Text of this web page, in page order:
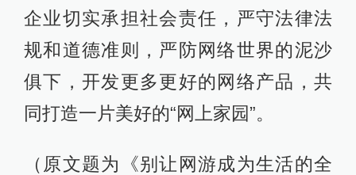
企业切实承担社会责任，严守法律法
规和道德准则，严防网络世界的泥沙
俱下，开发更多更好的网络产品，共
同打造一片美好的“网上家园”。
（原文题为《别让网游成为生活的全